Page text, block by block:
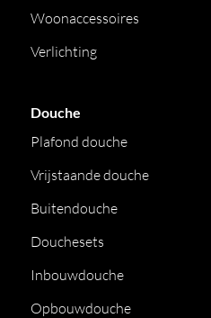
Woonaccessoires
Verlichting
Douche
Plafond douche
Vrijstaande douche
Buitendouche
Douchesets
Inbouwdouche
Opbouwdouche